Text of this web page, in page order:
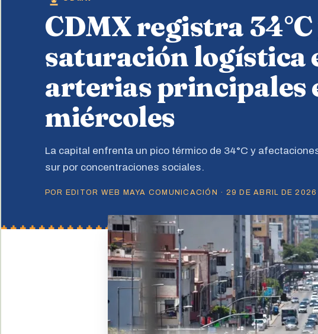
CDMX registra
saturación logística
arterias principales
miércoles
La capital enfrenta un pico térmico de 34°C y
sur por concentraciones sociales.
POR EDITOR WEB MAYA COMUNICACIÓN · 29 DE ABRIL DE